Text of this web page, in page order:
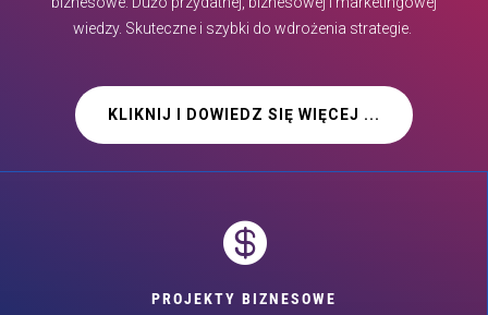
wiedzy. Skuteczne i szybki do wdrożenia strategie.
KLIKNIJ I DOWIEDZ SIĘ WIĘCEJ ...

PROJEKTY BIZNESOWE